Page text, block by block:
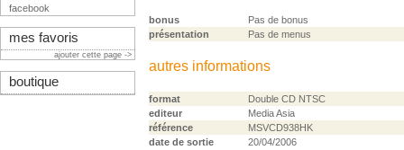
bonus
Pas de bonus
présentation
Pas de menus
autres informations
format
Double CD NTSC
editeur
Media Asia
référence
MSVCD938HK
date de sortie
20/04/2006
facebook
mes favoris
ajouter cette page ->
boutique